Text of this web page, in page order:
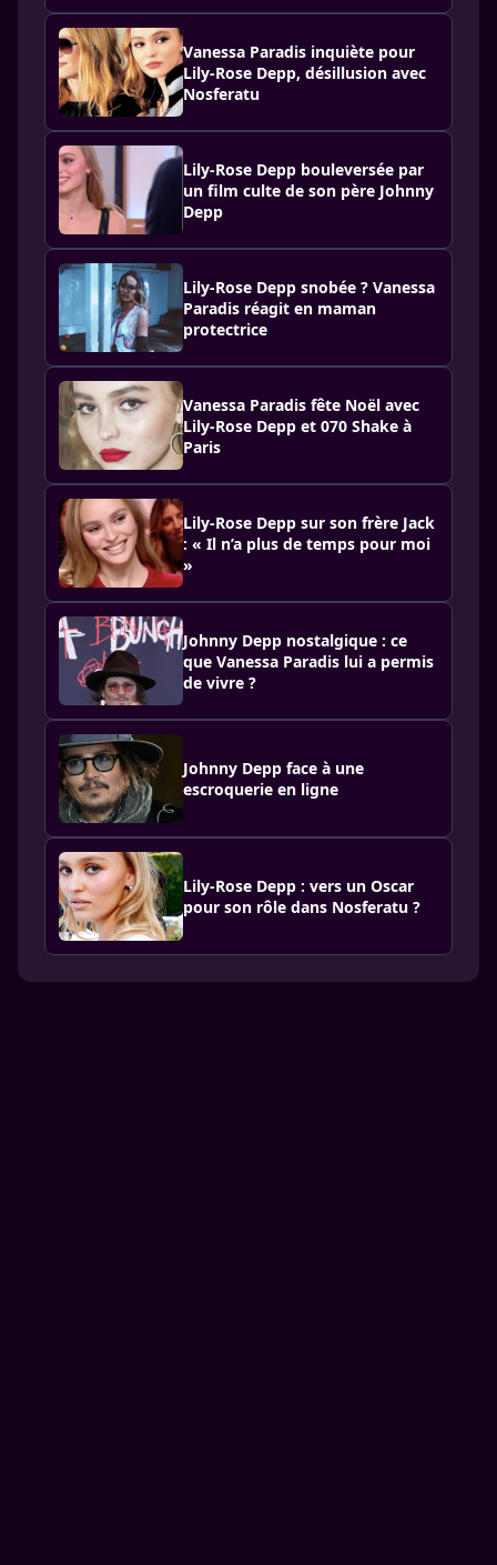
Vanessa Paradis inquiète pour
Lily-Rose Depp, désillusion avec
Nosferatu
Lily-Rose Depp bouleversée par
un film culte de son père Johnny
Depp
Lily-Rose Depp snobée ? Vanessa
Paradis réagit en maman
protectrice
Vanessa Paradis fête Noël avec
Lily-Rose Depp et 070 Shake à
Paris
Lily-Rose Depp sur son frère Jack
: « Il n’a plus de temps pour moi
»
Johnny Depp nostalgique : ce
que Vanessa Paradis lui a permis
de vivre ?
Johnny Depp face à une
escroquerie en ligne
Lily-Rose Depp : vers un Oscar
pour son rôle dans Nosferatu ?